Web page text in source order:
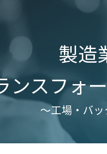
製造
ンスフォ
～工場・バ